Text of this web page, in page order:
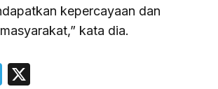
kepercayaan dan
kata dia.
Telegram